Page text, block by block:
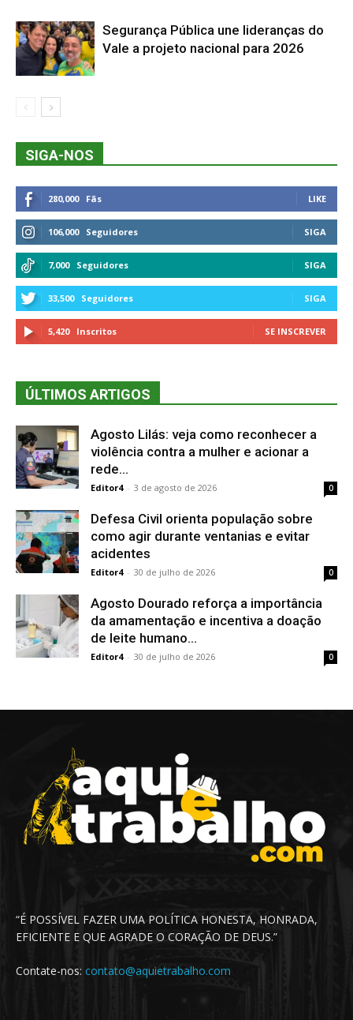
Segurança Pública une lideranças do
Vale a projeto nacional para 2026
SIGA-NOS
280,000 Fãs LIKE
106,000 Seguidores SIGA
7,000 Seguidores SIGA
33,500 Seguidores SIGA
5,420 Inscritos SE INSCREVER
ÚLTIMOS ARTIGOS
Agosto Lilás: veja como reconhecer a
violência contra a mulher e acionar a
rede...
Editor4 - 3 de agosto de 2026 0
Defesa Civil orienta população sobre
como agir durante ventanias e evitar
acidentes
Editor4 - 30 de julho de 2026 0
Agosto Dourado reforça a importância
da amamentação e incentiva a doação
de leite humano...
Editor4 - 30 de julho de 2026 0
“É POSSÍVEL FAZER UMA POLÍTICA HONESTA, HONRADA,
EFICIENTE E QUE AGRADE O CORAÇÃO DE DEUS.”
Contate-nos: contato@aquietrabalho.com